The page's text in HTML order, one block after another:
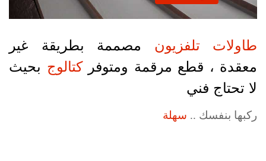
طاولات تلفزيون مصممة بطريقة غير
معقدة ، قطع مرقمة ومتوفركتالوج بحيث
لا تحتاج فني
ركبها بنفسك .. سهلة